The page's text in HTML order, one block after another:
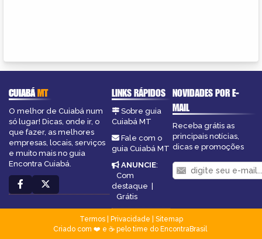
CUIABÁMT
O melhor de Cuiabá num
só lugar! Dicas, onde ir, o
que fazer, as melhores
empresas, locais, serviços
e muito mais no guia
Encontra Cuiabá.
LINKS RÁPIDOS
Sobre guia
Cuiabá MT
Fale com o
guia Cuiabá MT
ANUNCIE:
Com
destaque |
Grátis
NOVIDADES POR E-
MAIL
Receba grátis as
principais notícias,
dicas e promoções
Termos| Privacidade
Sitemap
Criado com ❤️ e ☕ pelo time do EncontraBrasil